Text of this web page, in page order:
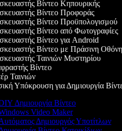
Βίντεο Κηπουρικής
Βίντεο Προφοράς
Βίντεο Προϋπολογισμού
Βίντεο από Φωτογραφίες
Βίντεο για Android
Βίντεο με Πράσινη Οθόνη
Ταινιών Μυστηρίου
Βίντεο
Ταινιών
Υπόκρουση για Δημιουργία
Δημιουργία Βίντεο
Video Maker
Δημιουργός Υποτίτλων